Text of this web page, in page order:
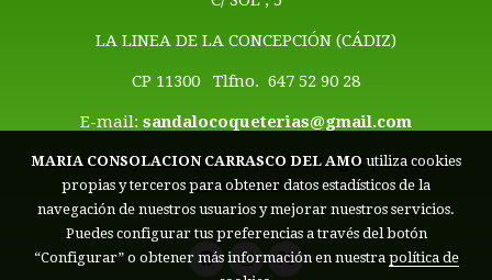
LA LINEA DE LA CONCEPCIÓN (CÁDIZ)
CP 11300 Tlfno. 647 52 90 28
E-mail: sandalocoqueterias@gmail.com
Términos y Condiciones | Aviso Legal |Politica
de Privacidad
MARIA CONSOLACION CARRASCO DEL AMO utiliza cookies
propias y terceros para obtener datos estadísticos de la
navegación de nuestros usuarios y mejorar nuestros servicios.
Puedes configurar tus preferencias a través del botón
“Configurar” o obtener más información en nuestra política de